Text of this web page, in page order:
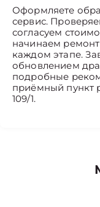
Оформляете
сервис.
согласуем
начинаем
каждом этапе.
обновлением
подробные
приёмный пункт
109/1.